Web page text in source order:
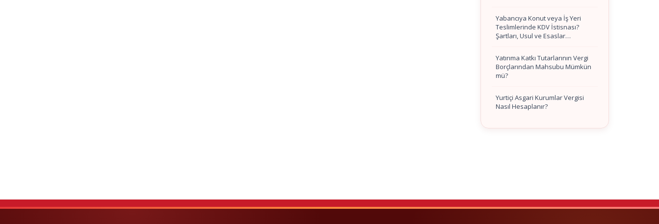
Yabancıya Konut veya İş Yeri
Teslimlerinde KDV İstisnası?
Şartları, Usul ve Esaslar…
Yatırıma Katkı Tutarlarının Vergi
Borçlarından Mahsubu Mümkün
mü?
Yurtiçi Asgari Kurumlar Vergisi
Nasıl Hesaplanır?